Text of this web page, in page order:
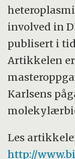
involved in
publisert i
Artikkelen
Karlsens
Les
http://